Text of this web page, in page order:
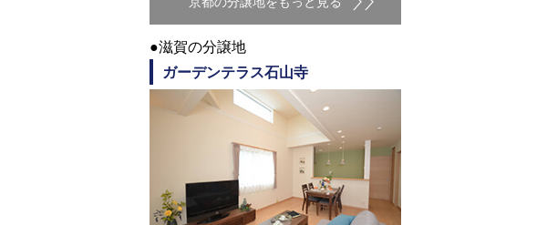
●滋賀の分譲地
ガーデンテラス石山寺